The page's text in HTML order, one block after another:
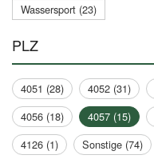
Wassersport (23)
PLZ
4051 (28) 4052 (31)
4056 (18)
4057 (15)
4126 (1)
Sonstige (74)